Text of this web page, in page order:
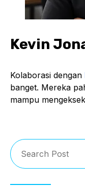
Kevin
Kolaborasi dengan
banget. Mereka
mampu
Search